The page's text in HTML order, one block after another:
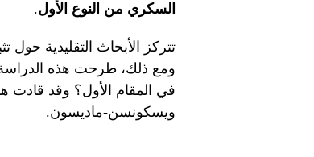
السكري من النوع الأول.
تتركز الأبحاث التقليدية حول
ومع ذلك، طرحت هذه الدراسة
في المقام الأول؟ وقد قادت
ويسكونسن-ماديسون.